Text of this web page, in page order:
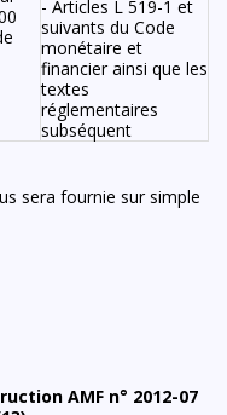
- Articles L 519-1 et
suivants du Code
monétaire et
financier ainsi que les
textes
réglementaires
subséquent
sera fournie sur simple
AMF n° 2012-07